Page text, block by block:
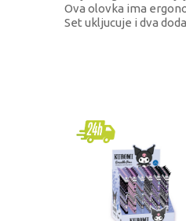
Ova olovka ima
Set ukljucuje i dva
Brend
Uzrast